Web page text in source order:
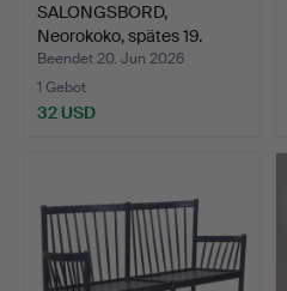
SALONGSBORD,
Neorokoko, spätes 19.
Jahrhun…
Beendet 20. Jun 2026
1 Gebot
32 USD